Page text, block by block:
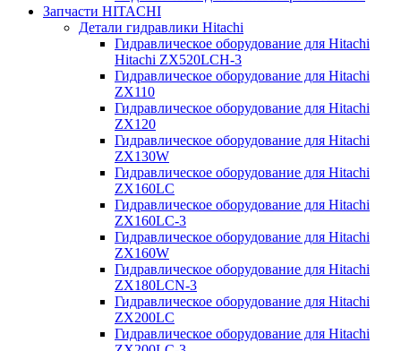
Запчасти HITACHI
Детали гидравлики Hitachi
Гидравлическое оборудование для Hitachi
Hitachi ZX520LCH-3
Гидравлическое оборудование для Hitachi
ZX110
Гидравлическое оборудование для Hitachi
ZX120
Гидравлическое оборудование для Hitachi
ZX130W
Гидравлическое оборудование для Hitachi
ZX160LC
Гидравлическое оборудование для Hitachi
ZX160LC-3
Гидравлическое оборудование для Hitachi
ZX160W
Гидравлическое оборудование для Hitachi
ZX180LCN-3
Гидравлическое оборудование для Hitachi
ZX200LC
Гидравлическое оборудование для Hitachi